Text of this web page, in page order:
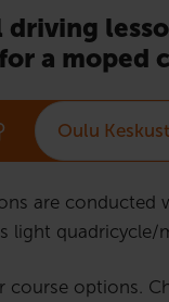
for a moped
Oulu
are conducted
light quadricycle/
course options.